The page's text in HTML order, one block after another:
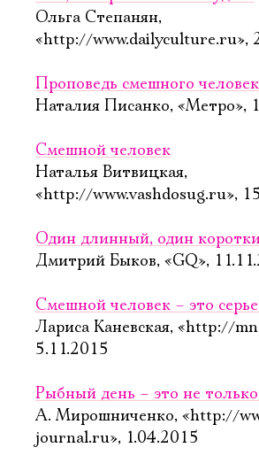
Ольга Степанян,
«http://www.dailyculture.ru»,
Проповедь смешного
Наталия Писанко, «Метро»,
Смешной человек
Наталья Витвицкая,
«http://www.vashdosug.ru»,
Один длинный, один
Дмитрий Быков, «GQ»,
Смешной человек – это
Лариса Каневская, «http://
5.11.2015
Рыбный день – это не только
А. Мирошниченко, «http://
journal.ru», 1.04.2015